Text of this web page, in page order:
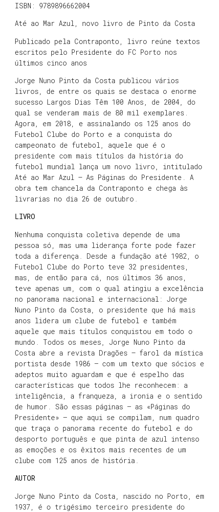
ISBN: 9789896662004
Até ao Mar Azul, novo livro de Pinto da Costa
Publicado pela Contraponto, livro reúne textos
escritos pelo Presidente do FC Porto nos
últimos cinco anos
Jorge Nuno Pinto da Costa publicou vários
livros, de entre os quais se destaca o enorme
sucesso Largos Dias Têm 100 Anos, de 2004, do
qual se venderam mais de 80 mil exemplares.
Agora, em 2018, e assinalando os 125 anos do
Futebol Clube do Porto e a conquista do
campeonato de futebol, aquele que é o
presidente com mais títulos da história do
futebol mundial lança um novo livro, intitulado
Até ao Mar Azul – As Páginas do Presidente. A
obra tem chancela da Contraponto e chega às
livrarias no dia 26 de outubro.
LIVRO
Nenhuma conquista coletiva depende de uma
pessoa só, mas uma liderança forte pode fazer
toda a diferença. Desde a fundação até 1982, o
Futebol Clube do Porto teve 32 presidentes,
mas, de então para cá, nos últimos 36 anos,
teve apenas um, com o qual atingiu a excelência
no panorama nacional e internacional: Jorge
Nuno Pinto da Costa, o presidente que há mais
anos lidera um clube de futebol e também
aquele que mais títulos conquistou em todo o
mundo. Todos os meses, Jorge Nuno Pinto da
Costa abre a revista Dragões – farol da mística
portista desde 1986 – com um texto que sócios e
adeptos muito aguardam e que é espelho das
características que todos lhe reconhecem: a
inteligência, a franqueza, a ironia e o sentido
de humor. São essas páginas – as «Páginas do
Presidente» – que aqui se compilam, num quadro
que traça o panorama recente do futebol e do
desporto português e que pinta de azul intenso
as emoções e os êxitos mais recentes de um
clube com 125 anos de história.
AUTOR
Jorge Nuno Pinto da Costa, nascido no Porto, em
1937, é o trigésimo terceiro presidente do